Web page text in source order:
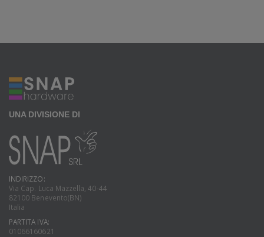
UNA DIVISIONE DI
INDIRIZZO:
Via Cap. Luca Mazzella, 40-44
82100 Benevento(BN)
Italia
PARTITA IVA:
01066160621